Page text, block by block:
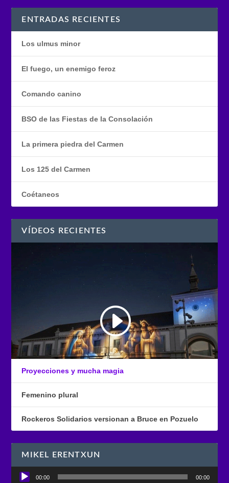
ENTRADAS RECIENTES
Los ulmus minor
El fuego, un enemigo feroz
Comando canino
BSO de las Fiestas de la Consolación
La primera piedra del Carmen
Los 125 del Carmen
Coétaneos
VÍDEOS RECIENTES
Proyecciones y mucha magia
Femenino plural
Rockeros Solidarios versionan a Bruce en Pozuelo
MIKEL ERENTXUN
Reproductor
00:00 00:00